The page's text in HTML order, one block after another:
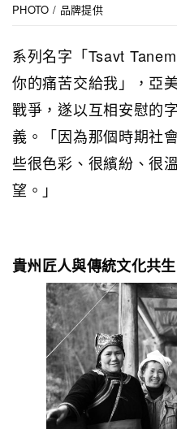
PHOTO / 品牌提供
系列名字「Tsavt
你的痛苦交給我」，亞
戰爭，遂以互相安慰的
義。「因為那個時期社
些很色彩、很繽紛、很
望。」
貴州匠人與傳統文化共生